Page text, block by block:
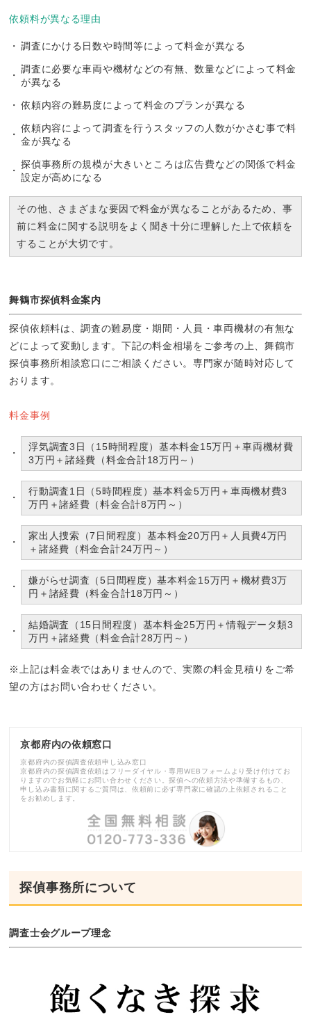
依頼料が異なる理由
調査にかける日数や時間等によって料金が異なる
調査に必要な車両や機材などの有無、数量などによって料金
が異なる
依頼内容の難易度によって料金のプランが異なる
依頼内容によって調査を行うスタッフの人数がかさむ事で料
金が異なる
探偵事務所の規模が大きいところは広告費などの関係で料金
設定が高めになる
その他、さまざまな要因で料金が異なることがあるため、事
前に料金に関する説明をよく聞き十分に理解した上で依頼を
することが大切です。
舞鶴市探偵料金案内
探偵依頼料は、調査の難易度・期間・人員・車両機材の有無な
どによって変動します。下記の料金相場をご参考の上、舞鶴市
探偵事務所相談窓口にご相談ください。専門家が随時対応して
おります。
料金事例
浮気調査3日（15時間程度）基本料金15万円＋車両機材費
3万円＋諸経費（料金合計18万円～）
行動調査1日（5時間程度）基本料金5万円＋車両機材費3
万円＋諸経費（料金合計8万円～）
家出人捜索（7日間程度）基本料金20万円＋人員費4万円
＋諸経費（料金合計24万円～）
嫌がらせ調査（5日間程度）基本料金15万円＋機材費3万
円＋諸経費（料金合計18万円～）
結婚調査（15日間程度）基本料金25万円＋情報データ類3
万円＋諸経費（料金合計28万円～）
※上記は料金表ではありませんので、実際の料金見積りをご希
望の方はお問い合わせください。
京都府内の依頼窓口
京都府内の探偵調査依頼申し込み窓口
京都府内の探偵調査依頼はフリーダイヤル・専用WEBフォームより受け付けてお
りますのでお気軽にお問い合わせください。探偵への依頼方法や準備するもの、
申し込み書類に関するご質問は、依頼前に必ず専門家に確認の上依頼されること
をお勧めします。
探偵事務所について
調査士会グループ理念